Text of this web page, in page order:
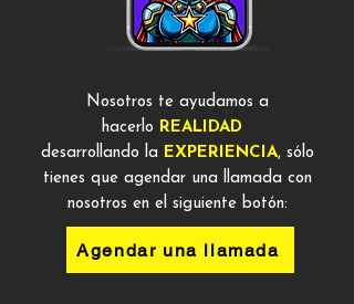
Nosotros te ayudamos a
hacerlo REALIDAD
desarrollando la EXPERIENCIA, sólo
tienes que agendar una llamada con
nosotros en el siguiente botón:
Agendar una llamada